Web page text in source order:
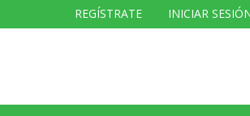
MENÚ
DEL
REGÍSTRATE INICIAR